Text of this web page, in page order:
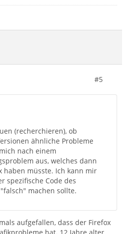
#5
(recherchieren), ob
ähnliche Probleme
nach einem
aus, welches dann
haben müsste. Ich kann mir
spezifische Code des
machen sollte.
aufgefallen, dass der Firefox